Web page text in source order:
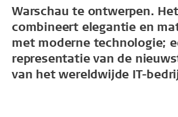
Warschau te ontwerpen.
combineert elegantie en
met moderne technologie;
representatie van de
van het wereldwijde IT-